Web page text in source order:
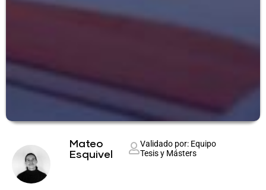
Mateo
Esquivel
Validado por: Equipo
Tesis y Másters